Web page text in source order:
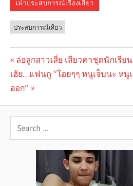
เล่าประสบการณ์เรื่องเสียว
ประสบการณ์เสียว
Post
navigation
Previous
Post:
ล่อลูกสาวเสี่ย เสียวคาชุดนักเรียน
Next
Post:
เฮ้ย…แฟนกู “โอยๆๆ หนูเจ็บนะ หนูเ
ออก”